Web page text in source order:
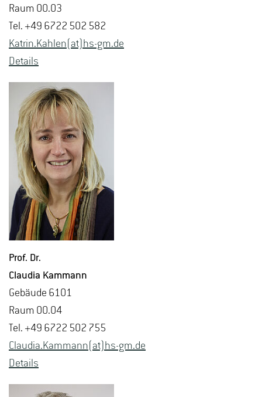
Raum 00.03
Tel. +49 6722 502 582
Kat­rin.Kah­len(at)hs-​gm.​de
De­tails
Prof. Dr.
Clau­dia Kam­mann
Ge­bäu­de 6101
Raum 00.04
Tel. +49 6722 502 755
Clau­dia.Kam­mann(at)hs-​gm.​de
De­tails